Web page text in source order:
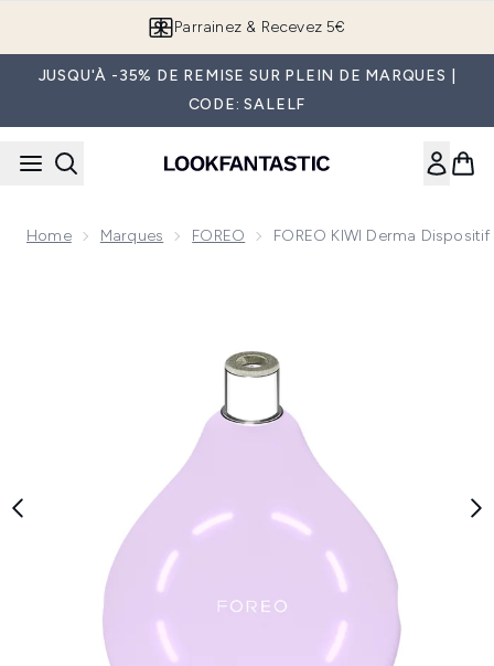
Parrainez & Recevez 5€
JUSQU'À -35% DE REMISE SUR PLEIN DE MARQUES |
CODE: SALELF
Home Marques FOREO FOREO KIWI Derma Dispositif